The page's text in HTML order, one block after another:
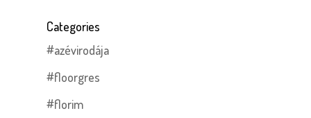
Categories
#azévirodája
#floorgres
#florim